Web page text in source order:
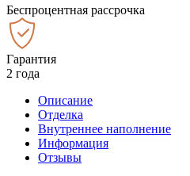
Беспроцентная рассрочка
Гарантия
2 года
Описание
Отделка
Внутреннее наполнение
Информация
Отзывы